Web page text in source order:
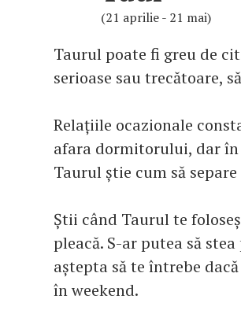
(21 aprilie - 21 mai)
Taurul poate fi greu de
serioase sau trecătoare,
Relațiile ocazionale
afara dormitorului, dar
Taurul știe cum să
Știi când Taurul te
pleacă. S-ar putea să
aștepta să te întrebe
în weekend.